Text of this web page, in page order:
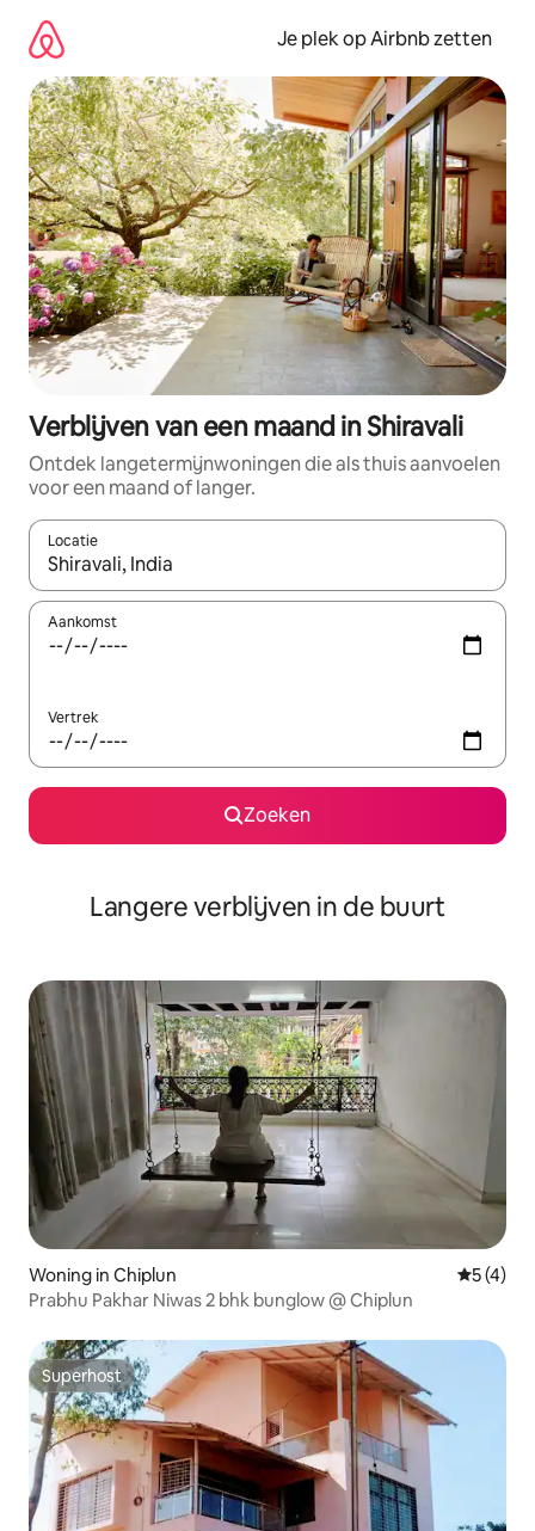
direct
naar
inhoud
Je plek op Airbnb zetten
Verblijven van een maand in Shiravali
Ontdek langetermijnwoningen die als thuis aanvoelen
voor een maand of langer.
Locatie
Wanneer er resultaten beschikbaar zijn, maak je een keuze
Aankomst
Vertrek
Zoeken
Langere verblijven in de buurt
Woning in Chiplun
5 (4)
Prabhu Pakhar Niwas 2 bhk bunglow @ Chiplun
Superhost
Superhost